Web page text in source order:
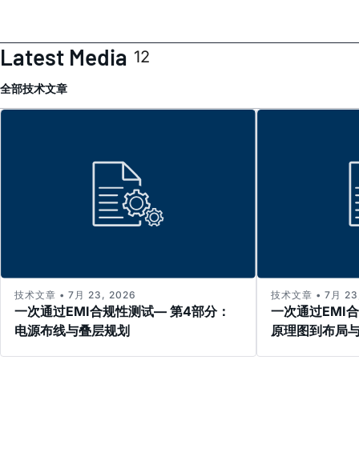
Latest Media 12
全部技术文章
一次通过EMI合规性测试— 第4部分：
电源布线与叠层规划
技术文章 • 7月 23, 2026
一次通过EMI
原理图到布局
技术文章 • 7月